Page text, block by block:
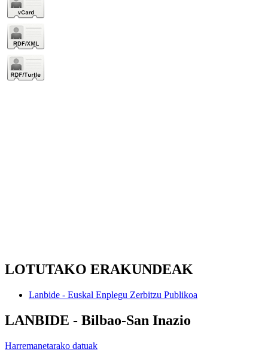
LOTUTAKO ERAKUNDEAK
Lanbide - Euskal Enplegu Zerbitzu Publikoa
LANBIDE - Bilbao-San Inazio
Harremanetarako datuak